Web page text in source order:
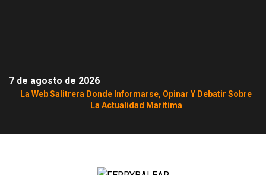
7 de agosto de 2026
La Web Salitrera Donde Informarse, Opinar Y Debatir Sobre
La Actualidad Marítima